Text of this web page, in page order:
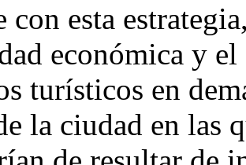
con esta
económica y
turísticos en
la ciudad en las